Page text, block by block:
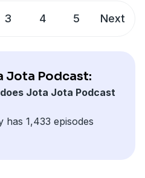
#jotajotapodcast
#nonstop
#carreira #produtividade
o valor da venda,
aumenta a margem e
melhor e aumentar a
3 4 5 Next
Jota Podcast:
Jota Jota Podcast
1,433 episodes